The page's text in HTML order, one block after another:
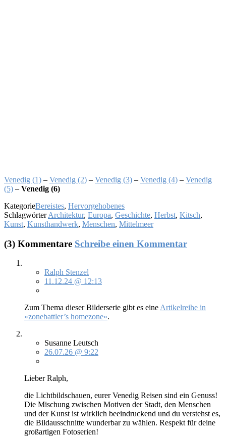
Ve­ne­dig (1) – Ve­ne­dig (2) – Ve­ne­dig (3) – Ve­ne­dig (4) – Ve­ne­dig
(5) – Ve­ne­dig (6)
KategorieBereistes, Hervorgehobenes
Schlagwörter Architektur, Europa, Geschichte, Herbst, Kitsch,
Kunst, Kunsthandwerk, Menschen, Mittelmeer
(3) Kommentare Schreibe einen Kommentar
Ralph Stenzel
11.12.24 @ 12:13
Zum The­ma die­ser Bil­der­se­rie gibt es ei­ne Ar­ti­kel­rei­he in
»zonebattler’s ho­me­zo­ne«.
Susanne Leutsch
26.07.26 @ 9:22
Lie­ber Ralph,
die Licht­bild­schau­en, eu­rer Ve­ne­dig Rei­sen sind ein Ge­nuss!
Die Mi­schung zwi­schen Mo­ti­ven der Stadt, den Men­schen
und der Kunst ist wirk­lich be­ein­druckend und du ver­stehst es,
die Bild­aus­schnit­te wun­der­bar zu wäh­len. Re­spekt für dei­ne
groß­ar­ti­gen Fo­to­se­ri­en!